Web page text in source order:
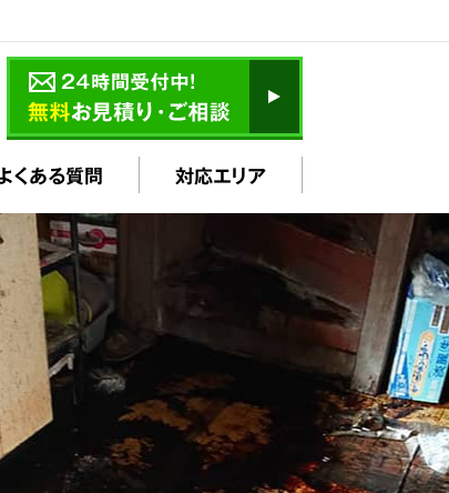
くある質問 対応エリア